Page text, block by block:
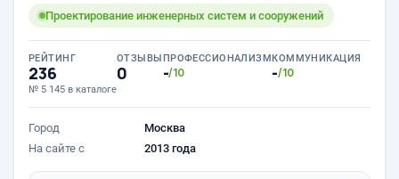
Проектирование инженерных систем и сооружений
РЕЙТИНГ
236
№ 5 145 в каталоге
ОТЗЫВЫ
0
ПРОФЕССИОНАЛИЗМ
-/10
КОММУНИКАЦИЯ
-/10
Город
Москва
На сайте с
2013 года